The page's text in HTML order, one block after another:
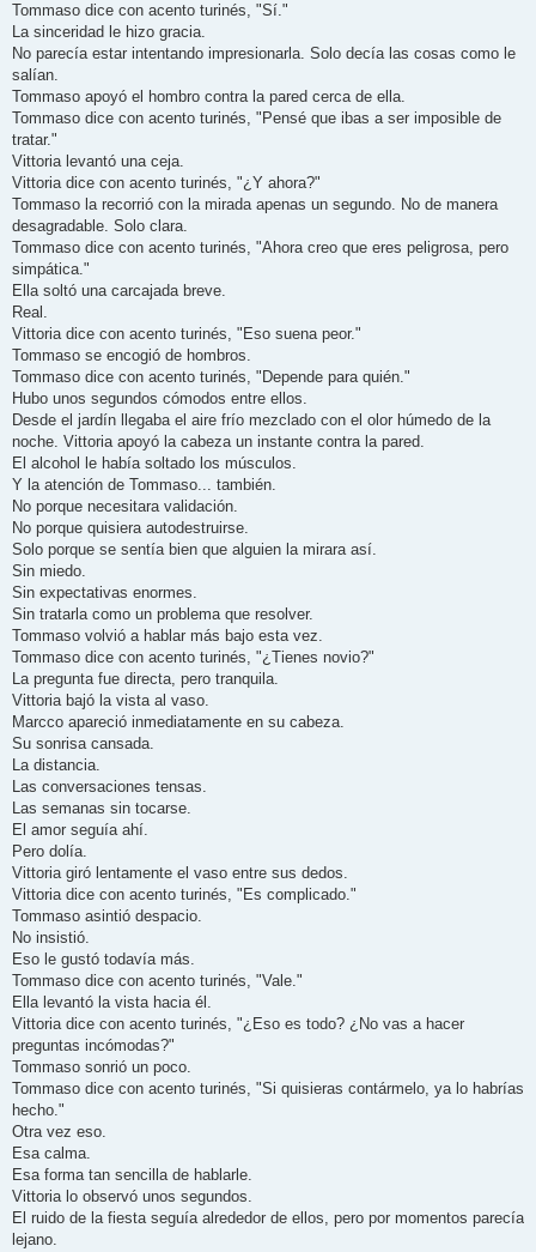
Tommaso dice con acento turinés, "Sí."
La sinceridad le hizo gracia.
No parecía estar intentando impresionarla. Solo decía las cosas como le
salían.
Tommaso apoyó el hombro contra la pared cerca de ella.
Tommaso dice con acento turinés, "Pensé que ibas a ser imposible de
tratar."
Vittoria levantó una ceja.
Vittoria dice con acento turinés, "¿Y ahora?"
Tommaso la recorrió con la mirada apenas un segundo. No de manera
desagradable. Solo clara.
Tommaso dice con acento turinés, "Ahora creo que eres peligrosa, pero
simpática."
Ella soltó una carcajada breve.
Real.
Vittoria dice con acento turinés, "Eso suena peor."
Tommaso se encogió de hombros.
Tommaso dice con acento turinés, "Depende para quién."
Hubo unos segundos cómodos entre ellos.
Desde el jardín llegaba el aire frío mezclado con el olor húmedo de la
noche. Vittoria apoyó la cabeza un instante contra la pared.
El alcohol le había soltado los músculos.
Y la atención de Tommaso... también.
No porque necesitara validación.
No porque quisiera autodestruirse.
Solo porque se sentía bien que alguien la mirara así.
Sin miedo.
Sin expectativas enormes.
Sin tratarla como un problema que resolver.
Tommaso volvió a hablar más bajo esta vez.
Tommaso dice con acento turinés, "¿Tienes novio?"
La pregunta fue directa, pero tranquila.
Vittoria bajó la vista al vaso.
Marcco apareció inmediatamente en su cabeza.
Su sonrisa cansada.
La distancia.
Las conversaciones tensas.
Las semanas sin tocarse.
El amor seguía ahí.
Pero dolía.
Vittoria giró lentamente el vaso entre sus dedos.
Vittoria dice con acento turinés, "Es complicado."
Tommaso asintió despacio.
No insistió.
Eso le gustó todavía más.
Tommaso dice con acento turinés, "Vale."
Ella levantó la vista hacia él.
Vittoria dice con acento turinés, "¿Eso es todo? ¿No vas a hacer
preguntas incómodas?"
Tommaso sonrió un poco.
Tommaso dice con acento turinés, "Si quisieras contármelo, ya lo habrías
hecho."
Otra vez eso.
Esa calma.
Esa forma tan sencilla de hablarle.
Vittoria lo observó unos segundos.
El ruido de la fiesta seguía alrededor de ellos, pero por momentos parecía
lejano.